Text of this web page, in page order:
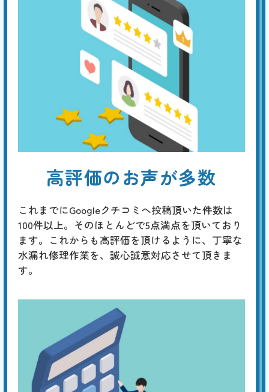
高評価のお声が多数
これまでにGoogleクチコミへ投稿頂いた件数は
100件以上。そのほとんどで5点満点を頂いており
ます。これからも高評価を頂けるように、丁寧な
水漏れ修理作業を、誠心誠意対応させて頂きま
す。